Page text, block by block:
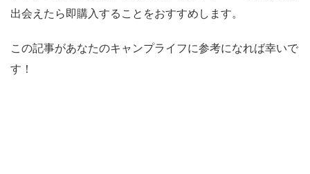
出会えたら即購入することをおすすめします。
この記事があなたのキャンプライフに参考になれば幸いで
す！